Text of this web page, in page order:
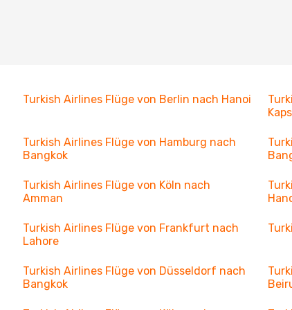
Turkish Airlines Flüge von Berlin nach Hanoi
Turkish Airlines Flüge von Hamburg nach
Bangkok
Turkish Airlines Flüge von Köln nach
Amman
Turkish Airlines Flüge von Frankfurt nach
Lahore
Turkish Airlines Flüge von Düsseldorf nach
Bangkok